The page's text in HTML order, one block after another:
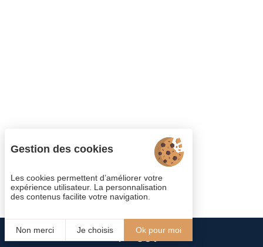
Gestion des cookies
Les cookies permettent d’améliorer votre
expérience utilisateur. La personnalisation
des contenus facilite votre navigation.
Non merci Je choisis Ok pour moi